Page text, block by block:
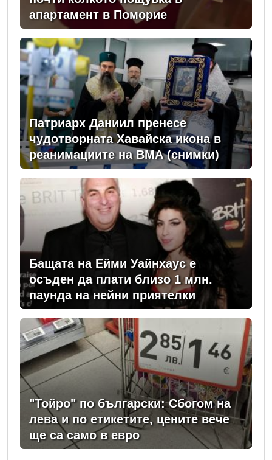
апартамент в Поморие
Патриарх Даниил пренесе
чудотворната Хавайска икона в
реанимациите на ВМА (снимки)
Бащата на Ейми Уайнхаус е
осъден да плати близо 1 млн.
паунда на нейни приятелки
"Тойро" по български: Сбогом на
лева и по етикетите, цените вече
ще са само в евро